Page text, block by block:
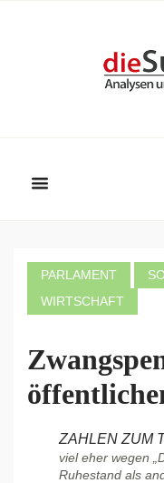
PARLAMENT
WIRTSCHAFT
ZAHLEN ZUM
viel eher wegen
Ruhestand als